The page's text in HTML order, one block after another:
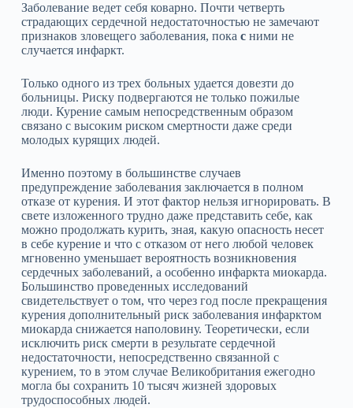
Заболевание ведет себя коварно. Почти четверть
страдающих сердечной недостаточностью не замечают
признаков зловещего заболевания, пока сними не
случается инфаркт.
Только одного из трех больных удается довезти до
больницы. Риску подвергаются не только пожилые
люди. Курение самым непосредственным образом
связано с высоким риском смертности даже среди
молодых курящих людей.
Именно поэтому в большинстве случаев
предупреждение заболевания заключается в полном
отказе от курения. И этот фактор нельзя игнорировать. В
свете изложенного трудно даже представить себе, как
можно продолжать курить, зная, какую опасность несет
в себе курение и что с отказом от него любой человек
мгновенно уменьшает вероятность возникновения
сердечных заболеваний, а особенно инфаркта миокарда.
Большинство проведенных исследований
свидетельствует о том, что через год после прекращения
курения дополнительный риск заболевания инфарктом
миокарда снижается наполовину. Теоретически, если
исключить риск смерти в результате сердечной
недостаточности, непосредственно связанной с
курением, то в этом случае Великобритания ежегодно
могла бы сохранить 10 тысяч жизней здоровых
трудоспособных людей.